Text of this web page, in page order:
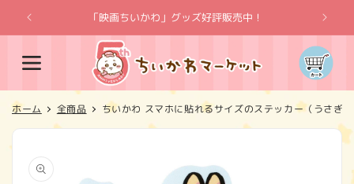
ンツに
進む
「映画ちいかわ」グッズ好評販売中！
カ
ー
ト
ホーム 全商品 ちいかわ スマホに貼れるサイズのステッカー（うさぎ
報にス
キップ